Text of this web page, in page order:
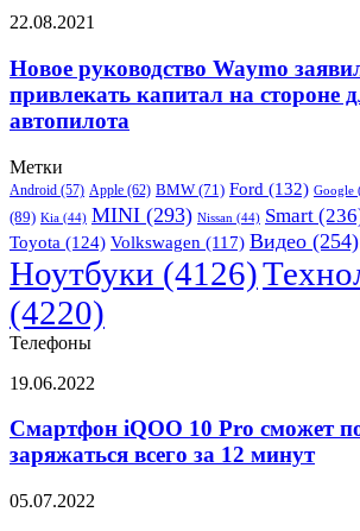
Марсе
за
зимних
пыльных
Новое
Waymo
заявило,
что
будет
капитал
на
стороне
для
развития
автопилота
22.08.2021
Новое руководство Waymo
привлекать капитал на стороне
автопилота
Метки
Android (57) Apple (62) BMW (71) Ford (132) Google
(89) Kia (44) MINI (293) Nissan (44) Smart
Toyota (124) Volkswagen (117) Видео (254)
Ноутбуки (4126)
(4220)
Телефоны
Смартфон
10
сможет
заряжаться
19.06.2022
Смартфон iQOO 10 Pro сможет
заряжаться всего за 12 минут
Huawei
05.07.2022